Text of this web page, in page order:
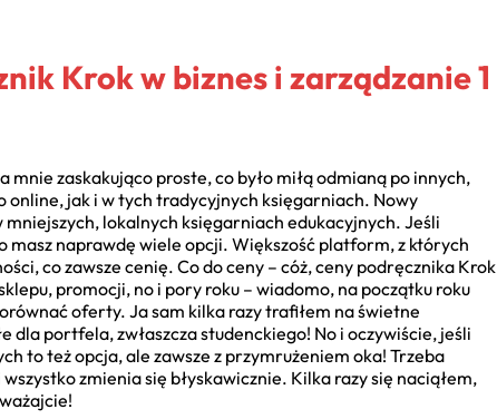
Krok w biznes i zarządzanie 1
mnie zaskakująco proste, co było miłą odmianą po innych,
online, jak i w tych tradycyjnych księgarniach. Nowy
mniejszych, lokalnych księgarniach edukacyjnych. Jeśli
masz naprawdę wiele opcji. Większość platform, z których
co zawsze cenię. Co do ceny – cóż, ceny podręcznika Krok
promocji, no i pory roku – wiadomo, na początku roku
oferty. Ja sam kilka razy trafiłem na świetne
dla portfela, zwłaszcza studenckiego! No i oczywiście, jeśli
to też opcja, ale zawsze z przymrużeniem oka! Trzeba
zmienia się błyskawicznie. Kilka razy się naciąłem,